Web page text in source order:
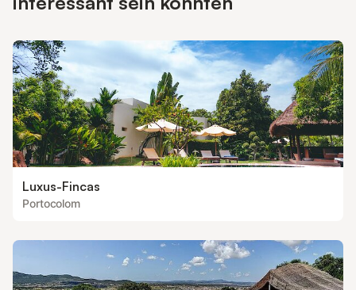
Garten am Meer und im schönen Fischerdorf Portocolom. Mit
Restaurants
Luxus-Fincas
Portocolom